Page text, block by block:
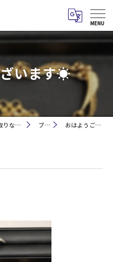
います☀
愛知県津島市蛭間町周辺のお買取りなら買取大吉 ヤマナカ神守店 ブログ おはようございます☀